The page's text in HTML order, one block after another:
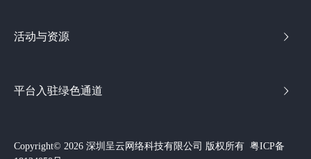
活动与资源
平台入驻绿色通道
Copyright© 2026 深圳呈云网络科技有限公司 版权所有 粤ICP备